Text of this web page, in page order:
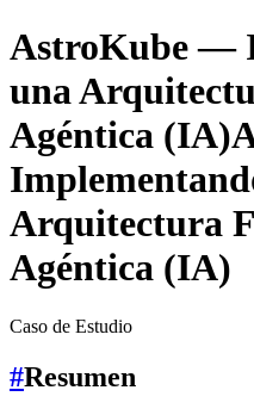
AstroKube —
una
Agéntica (IA)
Arquitectura
Agéntica (IA)
Caso de Estudio
#Resumen